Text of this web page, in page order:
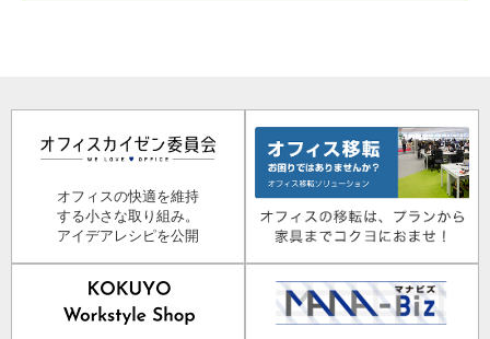
オフィスの快適を維持
する小さな取り組み。
アイデアレシピを公開